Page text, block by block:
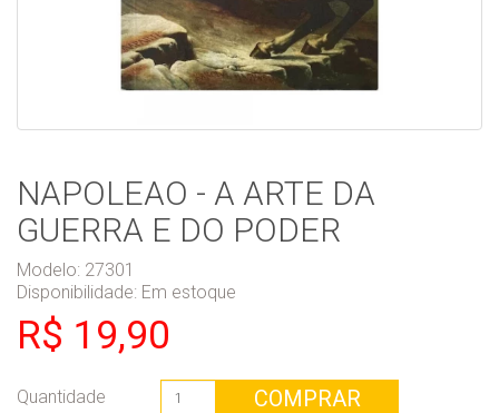
NAPOLEAO - A ARTE DA
GUERRA E DO PODER
Modelo: 27301
Disponibilidade: Em estoque
R$ 19,90
Quantidade COMPRAR